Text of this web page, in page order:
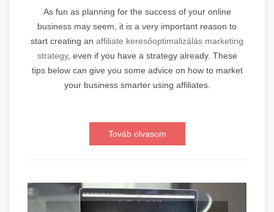
As fun as planning for the success of your online
business may seem, it is a very important reason to
start creating an affiliate keresőoptimalizálás marketing
strategy, even if you have a strategy already. These
tips below can give you some advice on how to market
your business smarter using affiliates.
Továb olvasom